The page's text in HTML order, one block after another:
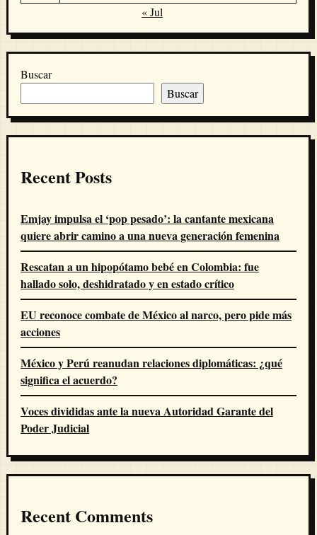
« Jul
Buscar
Buscar
Recent Posts
Emjay impulsa el ‘pop pesado’: la cantante mexicana
quiere abrir camino a una nueva generación femenina
Rescatan a un hipopótamo bebé en Colombia: fue
hallado solo, deshidratado y en estado crítico
EU reconoce combate de México al narco, pero pide más
acciones
México y Perú reanudan relaciones diplomáticas: ¿qué
significa el acuerdo?
Voces divididas ante la nueva Autoridad Garante del
Poder Judicial
Recent Comments